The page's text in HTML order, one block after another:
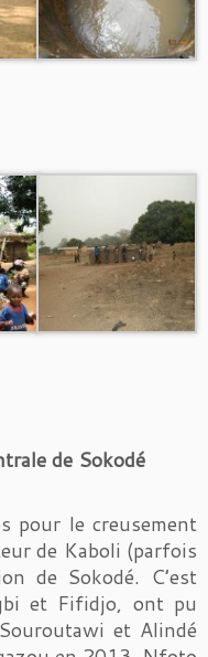
de Sokodé
pour le creusement
de Kaboli (parfois
de Sokodé. C’est
et Fifidjo, ont pu
et Alindé